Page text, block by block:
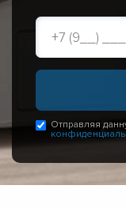
Отправляя